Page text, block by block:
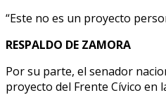
“Este no es un proyecto
RESPALDO DE ZAMORA
Por su parte, el senador
proyecto del Frente Cívico en